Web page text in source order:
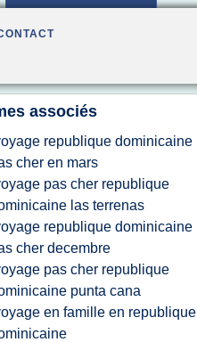
associés
republique dominicaine
cher en mars
pas cher republique
las terrenas
republique dominicaine
cher decembre
pas cher republique
punta cana
en famille en republique